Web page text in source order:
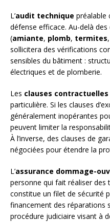
L’audit technique préalable
défense efficace. Au-delà
(amiante, plomb, termites
sollicitera des vérifications
sensibles du bâtiment :
électriques et de plomberie.
Les clauses contractuelles
particulière. Si les clauses
généralement inopérantes
peuvent limiter la
À l’inverse, des clauses de
négociées pour étendre la
L’assurance dommage-
personne qui fait réaliser des
constitue un filet de sécurité
financement des réparations
procédure judiciaire visant à